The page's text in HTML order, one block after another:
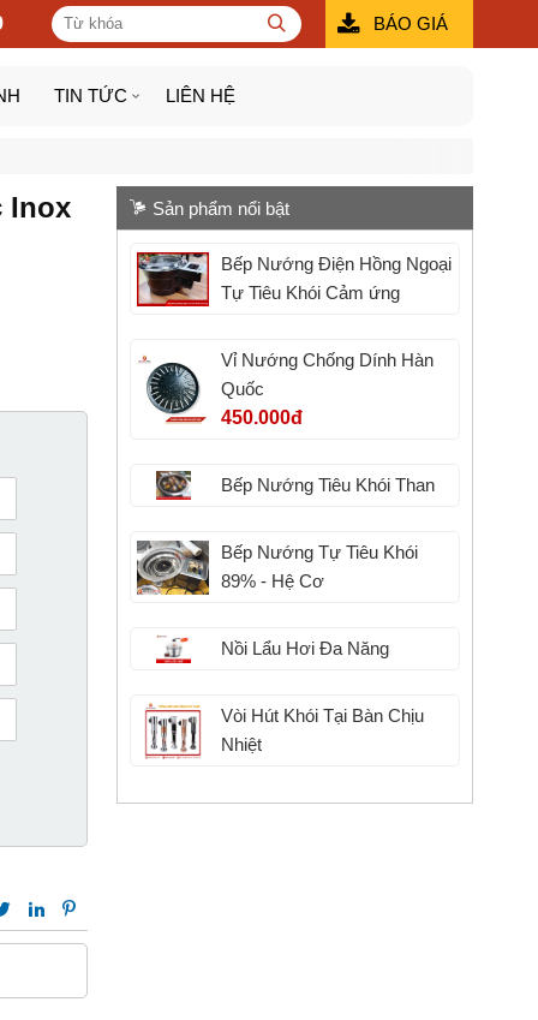
BÁO GIÁ
TIN TỨC LIÊN HỆ
Inox Sản phẩm nổi bật
Bếp Nướng Điện Hồng Ngoại
Tự Tiêu Khói Cảm ứng
Vỉ Nướng Chống Dính Hàn
Quốc
450.000đ
Bếp Nướng Tiêu Khói Than
Bếp Nướng Tự Tiêu Khói
89% - Hệ Cơ
Nồi Lẩu Hơi Đa Năng
Vòi Hút Khói Tại Bàn Chịu
Nhiệt